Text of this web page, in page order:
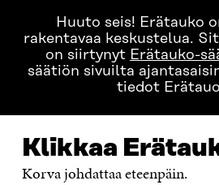
Huuto seis! Erätauko
rakentavaa keskustelua.
on siirtynyt Erätauko-
säätiön sivuilta
tiedot
Klikkaa
Korva johdattaa eteenpäin.